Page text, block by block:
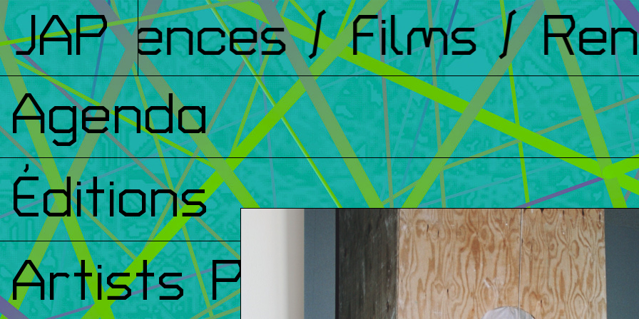
JAP / Films /
Agenda
Éditions
Artists Print